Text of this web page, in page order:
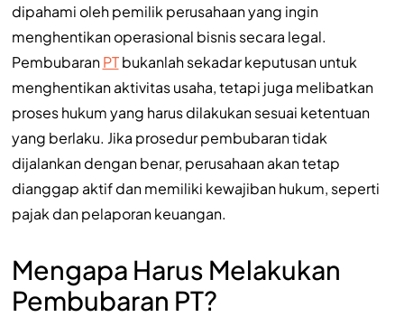
dipahami oleh pemilik perusahaan yang ingin
menghentikan operasional bisnis secara legal.
PembubaranPTbukanlah sekadar keputusan untuk
menghentikan aktivitas usaha, tetapi juga melibatkan
proses hukum yang harus dilakukan sesuai ketentuan
yang berlaku. Jika prosedur pembubaran tidak
dijalankan dengan benar, perusahaan akan tetap
dianggap aktif dan memiliki kewajiban hukum, seperti
pajak dan pelaporan keuangan.
Mengapa Harus Melakukan
Pembubaran PT?